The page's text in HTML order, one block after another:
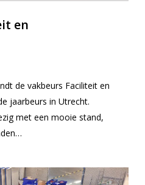
en
de vakbeurs Faciliteit en
jaarbeurs in Utrecht.
met een mooie stand,